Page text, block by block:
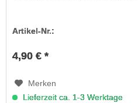
Artikel-Nr.:
4,90 € *
Merken
Lieferzeit ca. 1-3 Werktage